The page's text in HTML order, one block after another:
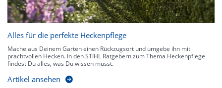
Alles für die perfekte Heckenpflege
Mache aus Deinem Garten einen Rückzugsort und umgebe ihn mit
prachtvollen Hecken. In den STIHL Ratgebern zum Thema Heckenpflege
findest Du alles, was Du wissen musst.
Artikel ansehen